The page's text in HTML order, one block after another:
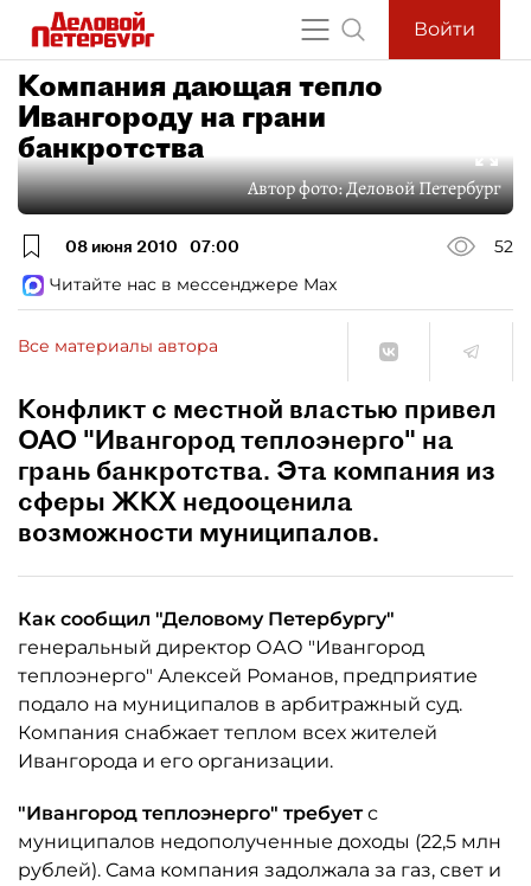
Войти
Компания дающая тепло
Ивангороду на грани
банкротства
Автор фото:Деловой Петербург
08 июня 2010 07:00
52
Читайте нас в мессенджере Max
Все материалы автора
Конфликт с местной властью привел
ОАО "Ивангород теплоэнерго" на
грань банкротства. Эта компания из
сферы ЖКХ недооценила
возможности муниципалов.
Как сообщил "Деловому Петербургу"
генеральный директор ОАО "Ивангород
теплоэнерго" Алексей Романов, предприятие
подало на муниципалов в арбитражный суд.
Компания снабжает теплом всех жителей
Ивангорода и его организации.
"Ивангород теплоэнерго" требуетс
муниципалов недополученные доходы (22,5 млн
рублей). Сама компания задолжала за газ, свет и